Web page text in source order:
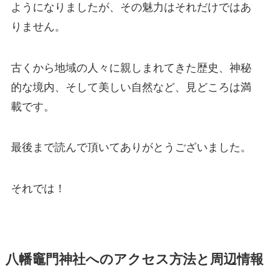
ようになりましたが、その魅力はそれだけではあ
りません。
古くから地域の人々に親しまれてきた歴史、神秘
的な境内、そして美しい自然など、見どころは満
載です。
最後まで読んで頂いてありがとうございました。
それでは！
八幡竈門神社へのアクセス方法と周辺情報